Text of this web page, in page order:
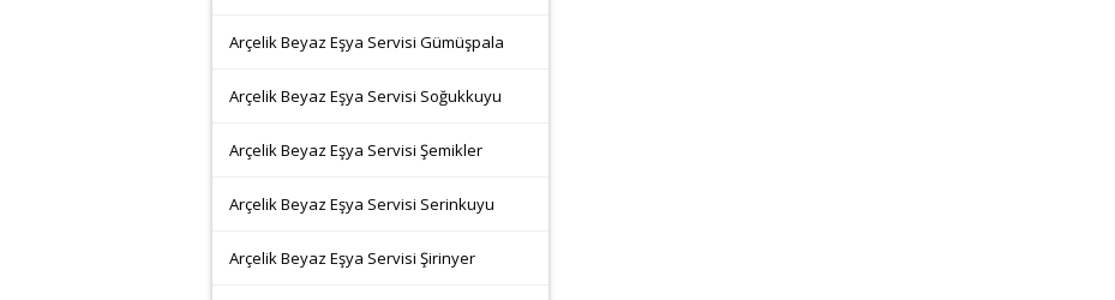
Arçelik Beyaz Eşya Servisi Gümüşpala
Arçelik Beyaz Eşya Servisi Soğukkuyu
Arçelik Beyaz Eşya Servisi Şemikler
Arçelik Beyaz Eşya Servisi Serinkuyu
Arçelik Beyaz Eşya Servisi Şirinyer